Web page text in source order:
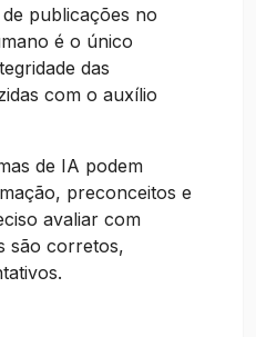
publicações no
é o único
das
com o auxílio
de IA podem
preconceitos e
avaliar com
são corretos,